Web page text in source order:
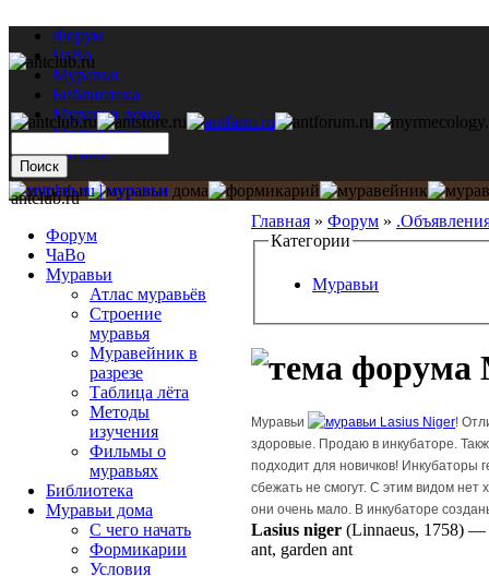
Форум
ЧаВо
Муравьи
Библиотека
Муравьи дома
Мастерская
Каталог
Главная » Форум »
Категории
Муравьи
Муравьи Lasius Niger!
здоровые. Продаю в инкубаторе.
подходит для новичков! Инкубаторы
сбежать не смогут. С этим видом нет
они очень мало. В инкубаторе
Lasius niger (Linnaeus, 1758) —
ant, garden ant
antclub.ru
Форум
ЧаВо
Муравьи
Атлас муравьёв
Строение
муравья
Муравейник в
разрезе
Таблица лёта
Методы
изучения
Фильмы о
муравьях
Библиотека
Муравьи дома
С чего начать
Формикарии
Условия